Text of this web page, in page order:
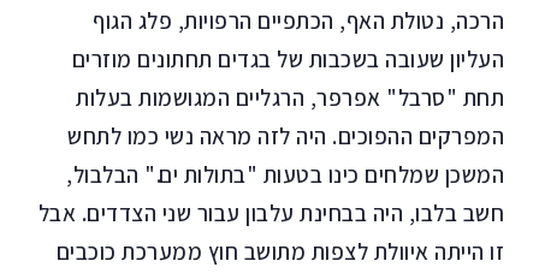
הרכה, נטולת האף, הכתפיים הרפויות, פלג הגוף
העליון שעובה בשכבות של בגדים תחתונים מוזרים
תחת "סרבל" אפרפר, הרגליים המגושמות בעלות
המפרקים ההפוכים. היה לזה מראה נשי כמו לתחש
המשכן שמלחים כינו בטעות "בתולות ים." הבלבול,
חשב בלבו, היה בבחינת עלבון עבור שני הצדדים. אבל
זו הייתה איוולת לצפות מתושב חוץ ממערכת כוכבים